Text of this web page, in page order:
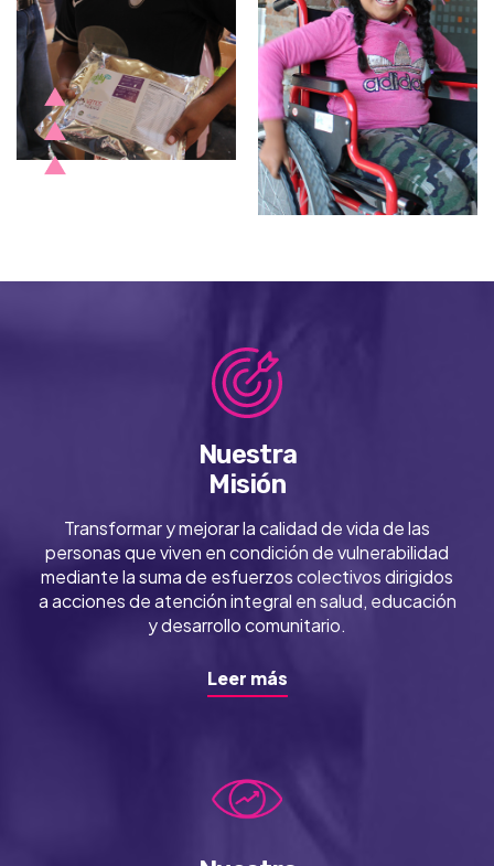
Nuestra
Misión
Transformar y mejorar la calidad de vida de las
personas que viven en condición de vulnerabilidad
mediante la suma de esfuerzos colectivos dirigidos
a acciones de atención integral en salud, educación
y desarrollo comunitario.
Leer más